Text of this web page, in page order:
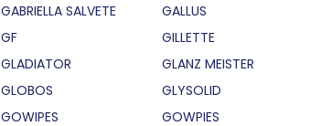
GABRIELLA SALVETE GALLUS
GF GILLETTE
GLADIATOR GLANZ MEISTER
GLOBOS GLYSOLID
GOWIPES GOWPIES